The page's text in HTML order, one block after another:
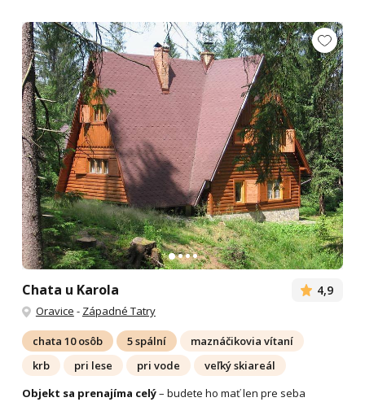
Chata u Karola 4,9
Oravice - Západné Tatry
chata 10 osôb 5 spální
maznáčikovia vítaní
krb
pri lese pri vode
veľký skiareál
Objekt sa prenajíma celý– budete ho mať len pre seba